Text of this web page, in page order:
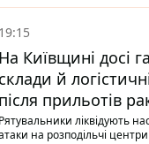
19:15
На Київщині досі
склади й
після прильотів
ДСНС
Рятувальники ліквідують
на розподільчі